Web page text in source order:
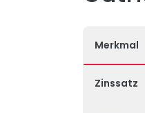
Merkmal
Zinssatz